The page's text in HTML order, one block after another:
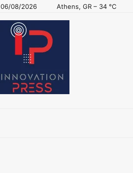
06/08/2026 Athens, GR – 34 C